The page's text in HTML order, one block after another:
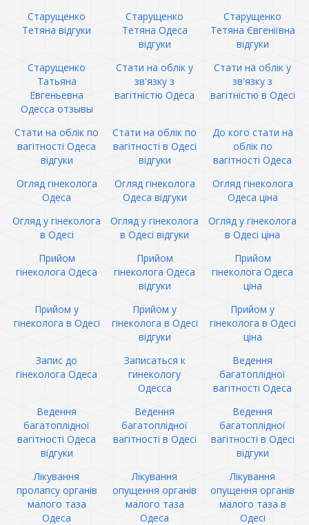
Старущенко
Тетяна відгуки
Старущенко
Тетяна Одеса
відгуки
Старущенко
Тетяна Євгеніївна
відгуки
Старущенко
Татьяна
Евгеньевна
Одесса отзывы
Стати на облік у
зв'язку з
вагітністю Одеса
Стати на облік у
зв'язку з
вагітністю в Одесі
Стати на облік по
вагітності Одеса
відгуки
Стати на облік по
вагітності в Одесі
відгуки
До кого стати на
облік по
вагітності Одеса
Огляд гінеколога
Одеса
Огляд гінеколога
Одеса відгуки
Огляд гінеколога
Одеса ціна
Огляд у гінеколога
в Одесі
Огляд у гінеколога
в Одесі відгуки
Огляд у гінеколога
в Одесі ціна
Прийом
гінеколога Одеса
Прийом
гінеколога Одеса
відгуки
Прийом
гінеколога Одеса
ціна
Прийом у
гінеколога в Одесі
Прийом у
гінеколога в Одесі
відгуки
Прийом у
гінеколога в Одесі
ціна
Запис до
гінеколога Одеса
Записаться к
гинекологу
Одесса
Ведення
багатоплідної
вагітності Одеса
Ведення
багатоплідної
вагітності Одеса
відгуки
Ведення
багатоплідної
вагітності в Одесі
Ведення
багатоплідної
вагітності в Одесі
відгуки
Лікування
пролапсу органів
малого таза
Одеса
Лікування
опущення органів
малого таза
Одеса
Лікування
опущення органів
малого таза в
Одесі